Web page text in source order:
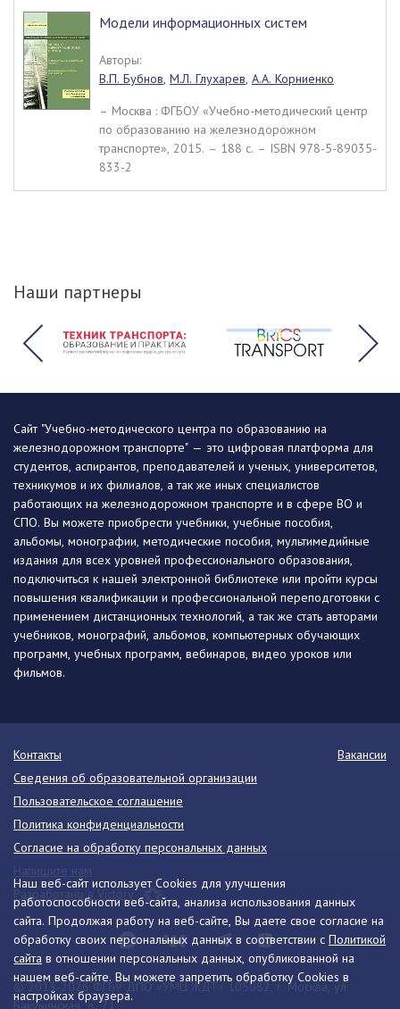
Модели информационных систем
Авторы:
В.П. Бубнов, М.Л. Глухарев, А.А. Корниенко
– Москва : ФГБОУ «Учебно-методический центр
по образованию на железнодорожном
транспорте», 2015. – 188 c. – ISBN 978-5-89035-
833-2
Наши партнеры
Наш веб-сайт использует Cookies для улучшения
работоспособности веб-сайта, анализа использования данных
сайта. Продолжая работу на веб-сайте, Вы даете свое согласие на
обработку своих персональных данных в соответствии с Политикой
сайта в отношении персональных данных, опубликованной на
нашем веб-сайте. Вы можете запретить обработку Cookies в
настройках браузера.
Сайт "Учебно-методического центра по образованию на
железнодорожном транспорте" — это цифровая платформа для
студентов, аспирантов, преподавателей и ученых, университетов,
техникумов и их филиалов, а так же иных специалистов
работающих на железнодорожном транспорте и в сфере ВО и
СПО. Вы можете приобрести учебники, учебные пособия,
альбомы, монографии, методические пособия, мультимедийные
издания для всех уровней профессионального образования,
подключиться к нашей электронной библиотеке или пройти курсы
повышения квалификации и профессиональной переподготовки с
применением дистанционных технологий, а так же стать авторами
учебников, монографий, альбомов, компьютерных обучающих
программ, учебных программ, вебинаров, видео уроков или
фильмов.
© 2013-2026 ФГБУ ДПО «УМЦ ЖДТ» 105082, г. Москва, ул.
Бакунинская, д. 71
Контакты
Вакансии
Сведения об образовательной организации
Пользовательское соглашение
Политика конфиденциальности
Согласие на обработку персональных данных
Разработано в Victory